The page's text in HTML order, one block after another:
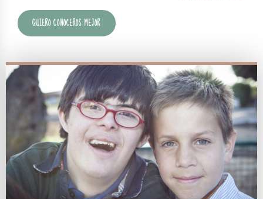
QUIERO CONOCEROS MEJOR